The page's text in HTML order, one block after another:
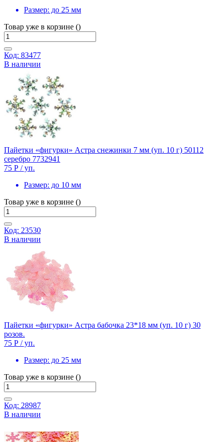
Размер: до 25 мм
Товар уже в корзине ()
Код: 83477
В наличии
Пайетки «фигурки» Астра снежинки 7 мм (уп. 10 г) 50112
серебро 7732941
75 Р / уп.
Размер: до 10 мм
Товар уже в корзине ()
Код: 23530
В наличии
Пайетки «фигурки» Астра бабочка 23*18 мм (уп. 10 г) 30
розов.
75 Р / уп.
Размер: до 25 мм
Товар уже в корзине ()
Код: 28987
В наличии